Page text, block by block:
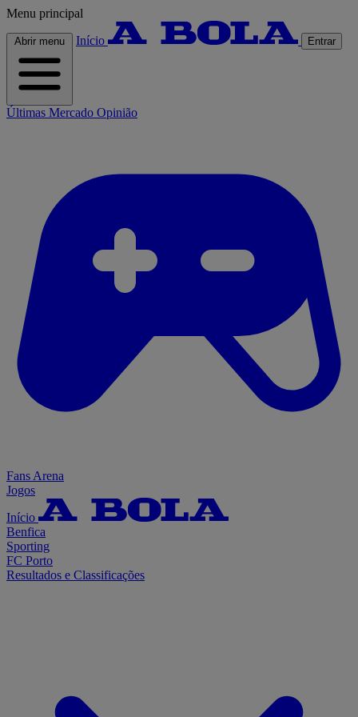
Menu principal
Abrir menu Início Entrar
Últimas Mercado Opinião
Fans Arena
Jogos
Início
Benfica
Sporting
FC Porto
Resultados e Classificações